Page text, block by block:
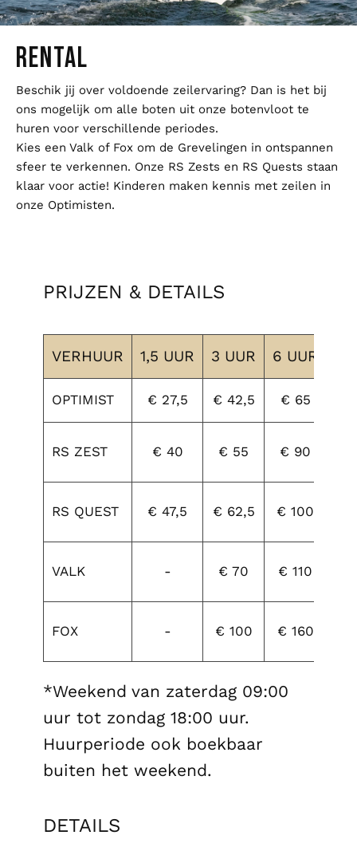
RENTAL
Beschik jij over voldoende zeilervaring? Dan is het bij
ons mogelijk om alle boten uit onze botenvloot te
huren voor verschillende periodes.
Kies een Valk of Fox om de Grevelingen in ontspannen
sfeer te verkennen. Onze RS Zests en RS Quests staan
klaar voor actie! Kinderen maken kennis met zeilen in
onze Optimisten.
PRIJZEN & DETAILS
VERHUUR 1,5 UUR 3 UUR 6 UUR
OPTIMIST € 27,5 € 42,5 € 65
RS ZEST € 40 € 55 € 90
RS QUEST € 47,5 € 62,5 € 100
VALK - € 70 € 110
FOX - € 100 € 160
*Weekend van zaterdag 09:00
uur tot zondag 18:00 uur.
Huurperiode ook boekbaar
buiten het weekend.
DETAILS